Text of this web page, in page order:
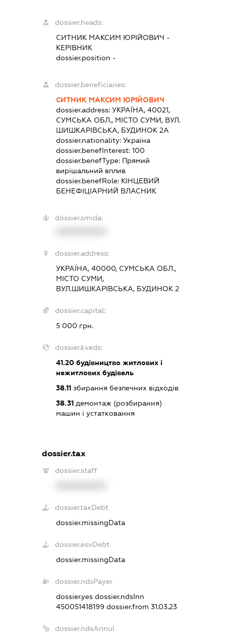
dossier.heads:
СИТНИК МАКСИМ ЮРІЙОВИЧ -
КЕРІВНИК
dossier.position -
dossier.beneficiaries:
СИТНИК МАКСИМ ЮРІЙОВИЧ
dossier.address: УКРАЇНА, 40021,
СУМСЬКА ОБЛ., МІСТО СУМИ, ВУЛ.
ШИШКАРІВСЬКА, БУДИНОК 2А
dossier.nationality: Україна
dossier.benefInterest: 100
dossier.benefType: Прямий
вирішальний вплив
dossier.benefRole: КІНЦЕВИЙ
БЕНЕФІЦІАРНИЙ ВЛАСНИК
dossier.smida:
dossier.address:
УКРАЇНА, 40000, СУМСЬКА ОБЛ.,
МІСТО СУМИ,
ВУЛ.ШИШКАРІВСЬКА, БУДИНОК 2
dossier.capital:
5 000 грн.
dossier.kveds:
41.20будівництво житлових і
нежитлових будівель
38.11збирання безпечних відходів
38.31демонтаж (розбирання)
машин і устатковання
dossier.tax
dossier.staff
dossier.taxDebt
dossier.missingData
dossier.esvDebt
dossier.missingData
dossier.ndsPayer
dossier.yes dossier.ndsInn
450051418199 dossier.from 31.03.23
dossier.ndsAnnul